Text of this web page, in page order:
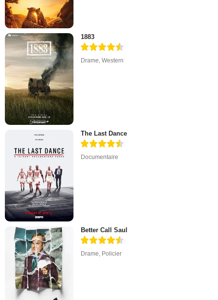
1883
Drame,Western
The Last Dance
Documentaire
Better Call Saul
Drame, Policier